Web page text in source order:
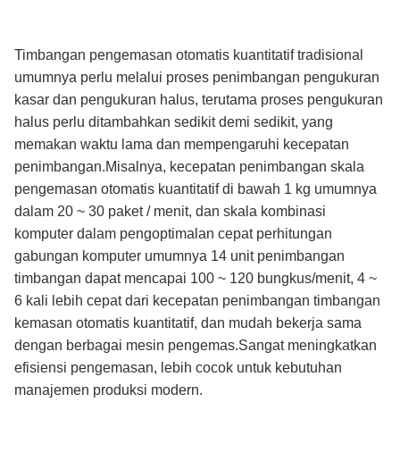
Timbangan pengemasan otomatis kuantitatif tradisional
umumnya perlu melalui proses penimbangan pengukuran
kasar dan pengukuran halus, terutama proses pengukuran
halus perlu ditambahkan sedikit demi sedikit, yang
memakan waktu lama dan mempengaruhi kecepatan
penimbangan.Misalnya, kecepatan penimbangan skala
pengemasan otomatis kuantitatif di bawah 1 kg umumnya
dalam 20 ~ 30 paket / menit, dan skala kombinasi
komputer dalam pengoptimalan cepat perhitungan
gabungan komputer umumnya 14 unit penimbangan
timbangan dapat mencapai 100 ~ 120 bungkus/menit, 4 ~
6 kali lebih cepat dari kecepatan penimbangan timbangan
kemasan otomatis kuantitatif, dan mudah bekerja sama
dengan berbagai mesin pengemas.Sangat meningkatkan
efisiensi pengemasan, lebih cocok untuk kebutuhan
manajemen produksi modern.